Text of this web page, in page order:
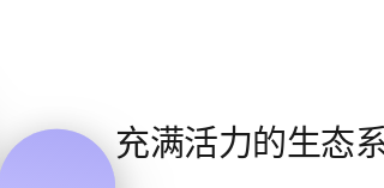
充满活力的生态